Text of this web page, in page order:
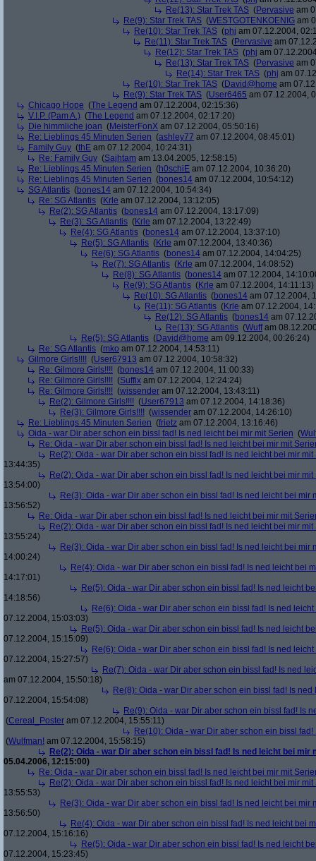
Re(13): Star Trek TAS (Pervasive am
Re(9): Star Trek TAS (WESTGOTENKOENIG am
Re(10): Star Trek TAS (phj am 07.12.2004,
Re(11): Star Trek TAS (Pervasive am
Re(12): Star Trek TAS (phj am
Re(13): Star Trek TAS (Pervasive am
Re(14): Star Trek TAS (phj am
Re(10): Star Trek TAS (David@home am
Re(9): Star Trek TAS (User6465 am 07.12.2004,
Chicago Hope (The Legend am 07.12.2004, 02:15:36)
V.I.P. (Pam A.) (The Legend am 07.12.2004, 02:17:20)
Die himmliche joan (MeisterFonX am 07.12.2004, 05:50:16)
Re: Lieblings 45 Minuten Serien (ashley77 am 07.12.2004, 08:45:01)
Family Guy (thE am 07.12.2004, 10:24:31)
Re: Family Guy (Sajhtam am 13.04.2005, 12:58:15)
Re: Lieblings 45 Minuten Serien (h0schiE am 07.12.2004, 10:36:20)
Re: Lieblings 45 Minuten Serien (bones14 am 07.12.2004, 10:54:12)
SG Atlantis (bones14 am 07.12.2004, 10:54:34)
Re: SG Atlantis (Krle am 07.12.2004, 13:12:05)
Re(2): SG Atlantis (bones14 am 07.12.2004, 13:17:09)
Re(3): SG Atlantis (Krle am 07.12.2004, 13:22:49)
Re(4): SG Atlantis (bones14 am 07.12.2004, 13:37:10)
Re(5): SG Atlantis (Krle am 07.12.2004, 13:40:36)
Re(6): SG Atlantis (bones14 am 07.12.2004, 14:04:25)
Re(7): SG Atlantis (Krle am 07.12.2004, 14:08:52)
Re(8): SG Atlantis (bones14 am 07.12.2004,
Re(9): SG Atlantis (Krle am 07.12.2004, 14:11:13)
Re(10): SG Atlantis (bones14 am 07.12.2004,
Re(11): SG Atlantis (Krle am 07.12.2004,
Re(12): SG Atlantis (bones14 am
Re(13): SG Atlantis (Wuffam
Re(5): SG Atlantis (David@home am 09.12.2004, 00:26:24)
Re: SG Atlantis (mko am 07.12.2004, 14:53:11)
Gilmore Girls!!!! (User67913 am 07.12.2004, 10:58:32)
Re: Gilmore Girls!!!! (bones14 am 07.12.2004, 11:00:33)
Re: Gilmore Girls!!!! (Suffix am 07.12.2004, 12:24:24)
Re: Gilmore Girls!!!! (wissender am 07.12.2004, 13:43:11)
Re(2): Gilmore Girls!!!! (User67913 am 07.12.2004, 14:18:36)
Re(3): Gilmore Girls!!!! (wissender am 07.12.2004, 14:26:10)
Re: Lieblings 45 Minuten Serien (frietz am 07.12.2004, 13:16:46)
Oida - war Dir aber schon ein bissl fad! Is ned leicht bei mir mit Serien (
Re: Oida - war Dir aber schon ein bissl fad! Is ned leicht bei mir mit
Re(2): Oida - war Dir aber schon ein bissl fad! Is ned leicht bei mir mit
13:44:35)
Re(2): Oida - war Dir aber schon ein bissl fad! Is ned leicht bei mir mit
13:54:00)
Re(3): Oida - war Dir aber schon ein bissl fad! Is ned leicht bei mir
13:56:52)
Re: Oida - war Dir aber schon ein bissl fad! Is ned leicht bei mir mit
Re(2): Oida - war Dir aber schon ein bissl fad! Is ned leicht bei mir mit
13:55:24)
Re(3): Oida - war Dir aber schon ein bissl fad! Is ned leicht bei mir
14:00:24)
Re(4): Oida - war Dir aber schon ein bissl fad! Is ned leicht bei
14:17:01)
Re(5): Oida - war Dir aber schon ein bissl fad! Is ned leicht
14:18:56)
Re(6): Oida - war Dir aber schon ein bissl fad! Is ned
07.12.2004, 15:03:03)
Re(5): Oida - war Dir aber schon ein bissl fad! Is ned leicht
07.12.2004, 15:15:09)
Re(6): Oida - war Dir aber schon ein bissl fad! Is ned
07.12.2004, 15:27:57)
Re(7): Oida - war Dir aber schon ein bissl fad! Is ned
am 07.12.2004, 15:50:18)
Re(8): Oida - war Dir aber schon ein bissl fad! Is
07.12.2004, 15:54:08)
Re(9): Oida - war Dir aber schon ein bissl fad! Is
(Cereal_Poster am 07.12.2004, 15:55:11)
Re(10): Oida - war Dir aber schon ein bissl
(Wulfman! am 07.12.2004, 15:58:15)
Re(2): Oida - war Dir aber schon ein bissl fad! Is ned leicht bei mir
05.04.2006, 12:15:00)
Re: Oida - war Dir aber schon ein bissl fad! Is ned leicht bei mir mit
Re(2): Oida - war Dir aber schon ein bissl fad! Is ned leicht bei mir mit
13:55:53)
Re(3): Oida - war Dir aber schon ein bissl fad! Is ned leicht bei mir
13:56:50)
Re(4): Oida - war Dir aber schon ein bissl fad! Is ned leicht bei
07.12.2004, 15:16:16)
Re(5): Oida - war Dir aber schon ein bissl fad! Is ned leicht
07.12.2004, 15:23:45)